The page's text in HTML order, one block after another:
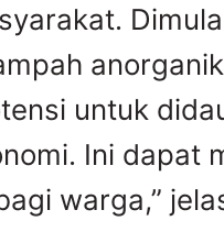
untuk
Ini dapat
warga,”